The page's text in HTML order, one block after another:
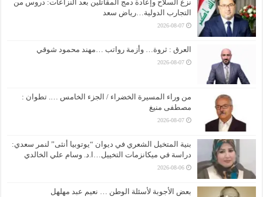
نزع السلاح وإعادة دمج المقاتلين بعد النزاعات: دروس من
التجارب الدولية…رياض سعد
2026-08-07
العرق : ثروة… وأزمة رواتب …مهند محمود شوقي
2026-08-07
من وراء المسيرة الخضراء / الجزء الخامس …. تطوان :
مصطفى منيغ
2026-08-07
بنية المتخيل الشعري في ديوان “يوتوبيا أنثى” لنمر سعدي:
دراسة في ميكانزمات التخييل…ا.د. وسام علي الخالدي
2026-08-06
بعض الأجوبة لأسئلة الوطن … نعيم عبد مهلهل